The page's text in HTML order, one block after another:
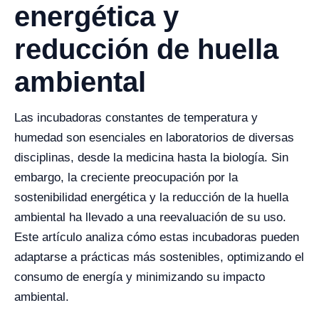
energética y
reducción de huella
ambiental
Las incubadoras constantes de temperatura y
humedad son esenciales en laboratorios de diversas
disciplinas, desde la medicina hasta la biología. Sin
embargo, la creciente preocupación por la
sostenibilidad energética y la reducción de la huella
ambiental ha llevado a una reevaluación de su uso.
Este artículo analiza cómo estas incubadoras pueden
adaptarse a prácticas más sostenibles, optimizando el
consumo de energía y minimizando su impacto
ambiental.